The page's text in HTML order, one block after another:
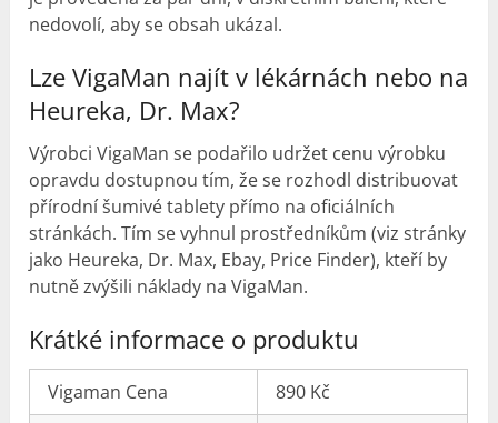
nedovolí, aby se obsah ukázal.
Lze VigaMan najít v lékárnách nebo na
Heureka, Dr. Max?
Výrobci VigaMan se podařilo udržet cenu výrobku
opravdu dostupnou tím, že se rozhodl distribuovat
přírodní šumivé tablety přímo na oficiálních
stránkách. Tím se vyhnul prostředníkům (viz stránky
jako Heureka, Dr. Max, Ebay, Price Finder), kteří by
nutně zvýšili náklady na VigaMan.
Krátké informace o produktu
Vigaman Cena
890 Kč